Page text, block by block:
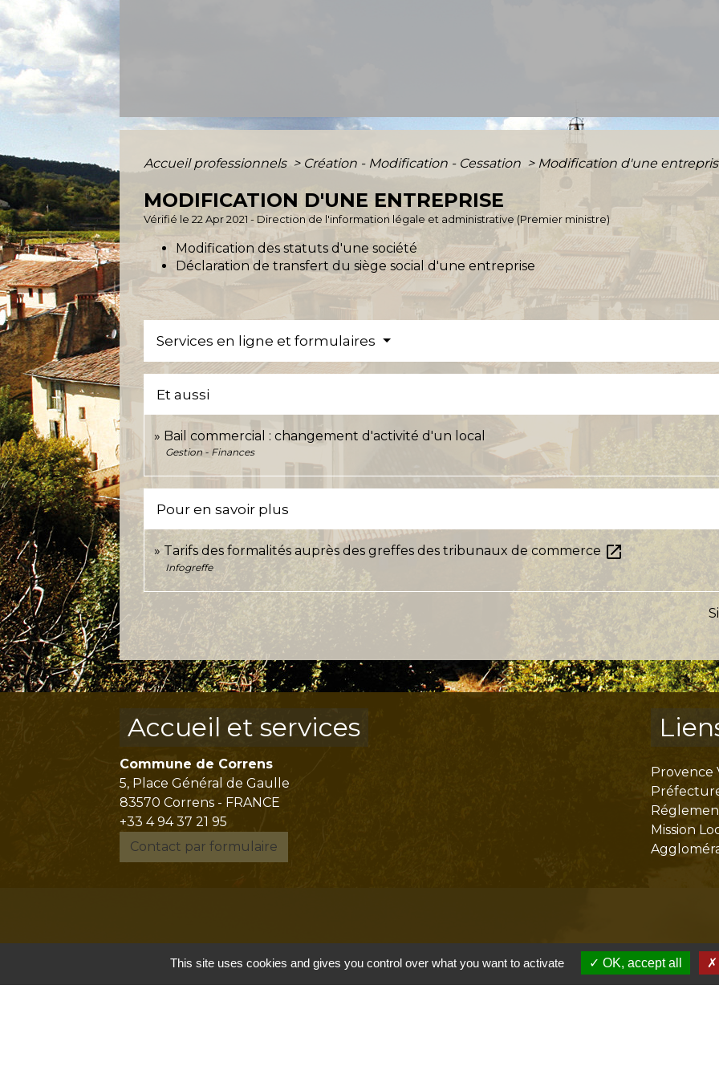
Accueil professionnels > Création - Modification - Cessation > Modification d'une
MODIFICATION D'UNE ENTREPRISE
Vérifié le 22 Apr 2021 - Direction de l'information légale et administrative (Premier ministre)
Modification des statuts d'une société
Déclaration de transfert du siège social d'une entreprise
Services en ligne et formulaires
Et aussi
Bail commercial : changement d'activité d'un local
Gestion - Finances
Pour en savoir plus
Tarifs des formalités auprès des greffes des tribunaux de commerce open_in_new
Infogreffe
Accueil et services
Commune de Correns
5, Place Général de Gaulle
83570 Correns - FRANCE
+33 4 94 37 21 95
Contact par formulaire
Provence
Mission
This site uses cookies and gives you control over what you want to activate OK, accept all